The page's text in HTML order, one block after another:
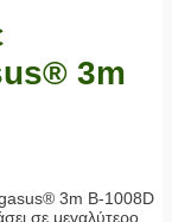
3m
3m Β-1008D
σε μεγαλύτερο